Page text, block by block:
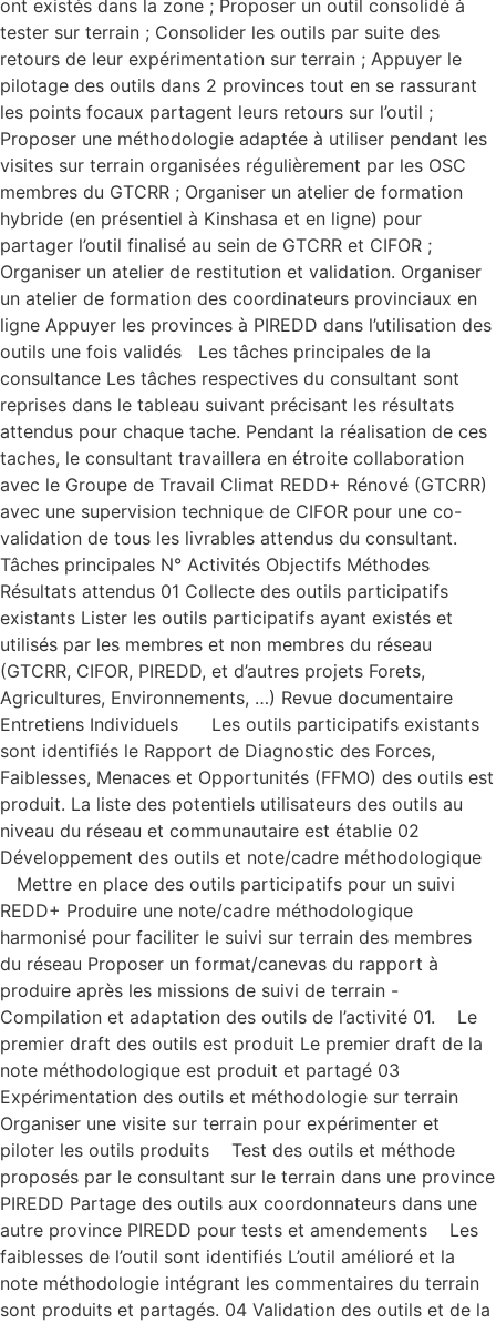
ont existés dans la zone ; Proposer un outil consolidé à
tester sur terrain ; Consolider les outils par suite des
retours de leur expérimentation sur terrain ; Appuyer le
pilotage des outils dans 2 provinces tout en se rassurant
les points focaux partagent leurs retours sur l’outil ;
Proposer une méthodologie adaptée à utiliser pendant les
visites sur terrain organisées régulièrement par les OSC
membres du GTCRR ; Organiser un atelier de formation
hybride (en présentiel à Kinshasa et en ligne) pour
partager l’outil finalisé au sein de GTCRR et CIFOR ;
Organiser un atelier de restitution et validation. Organiser
un atelier de formation des coordinateurs provinciaux en
ligne Appuyer les provinces à PIREDD dans l’utilisation des
outils une fois validés Les tâches principales de la
consultance Les tâches respectives du consultant sont
reprises dans le tableau suivant précisant les résultats
attendus pour chaque tache. Pendant la réalisation de ces
taches, le consultant travaillera en étroite collaboration
avec le Groupe de Travail Climat REDD+ Rénové (GTCRR)
avec une supervision technique de CIFOR pour une co-
validation de tous les livrables attendus du consultant.
Tâches principales N° Activités Objectifs Méthodes
Résultats attendus 01 Collecte des outils participatifs
existants Lister les outils participatifs ayant existés et
utilisés par les membres et non membres du réseau
(GTCRR, CIFOR, PIREDD, et d’autres projets Forets,
Agricultures, Environnements, …) Revue documentaire
Entretiens Individuels Les outils participatifs existants
sont identifiés le Rapport de Diagnostic des Forces,
Faiblesses, Menaces et Opportunités (FFMO) des outils est
produit. La liste des potentiels utilisateurs des outils au
niveau du réseau et communautaire est établie 02
Développement des outils et note/cadre méthodologique
Mettre en place des outils participatifs pour un suivi
REDD+ Produire une note/cadre méthodologique
harmonisé pour faciliter le suivi sur terrain des membres
du réseau Proposer un format/canevas du rapport à
produire après les missions de suivi de terrain -
Compilation et adaptation des outils de l’activité 01. Le
premier draft des outils est produit Le premier draft de la
note méthodologique est produit et partagé 03
Expérimentation des outils et méthodologie sur terrain
Organiser une visite sur terrain pour expérimenter et
piloter les outils produits Test des outils et méthode
proposés par le consultant sur le terrain dans une province
PIREDD Partage des outils aux coordonnateurs dans une
autre province PIREDD pour tests et amendements Les
faiblesses de l’outil sont identifiés L’outil amélioré et la
note méthodologie intégrant les commentaires du terrain
sont produits et partagés. 04 Validation des outils et de la